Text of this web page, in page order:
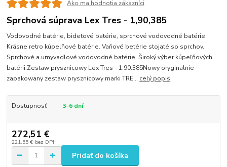
Ako ma hodnotia zákazníci
Sprchová súprava Lex Tres - 1,90,385
Vodovodné batérie, bidetové batérie, sprchové vodovodné batérie.
Krásne retro kúpelňové batérie. Vaňové betérie stojaté so sprchov.
Sprchové a umyvadlové vodovodné batérie. Široký výber kúpeľňových
batérii.Zestaw prysznicowy Lex Tres - 1.90.385Nowy oryginalnie
zapakowany zestaw prysznicowy marki TRE... celý popis
Dostupnosť 3-6 dní
272,51 €
221,55 € bez DPH
Pridať do košíka